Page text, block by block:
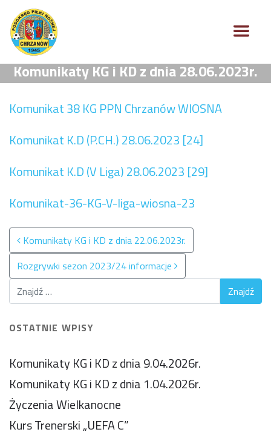
Komunikaty KG i KD z dnia 28.06.2023r.
Komunikat 38 KG PPN Chrzanów WIOSNA
Komunikat K.D (P.CH.) 28.06.2023 [24]
Komunikat K.D (V Liga) 28.06.2023 [29]
Komunikat-36-KG-V-liga-wiosna-23
Nawigacja po wpisach
Komunikaty KG i KD z dnia 22.06.2023r.
Rozgrywki sezon 2023/24 informacje
OSTATNIE WPISY
Komunikaty KG i KD z dnia 9.04.2026r.
Komunikaty KG i KD z dnia 1.04.2026r.
Życzenia Wielkanocne
Kurs Trenerski „UEFA C”